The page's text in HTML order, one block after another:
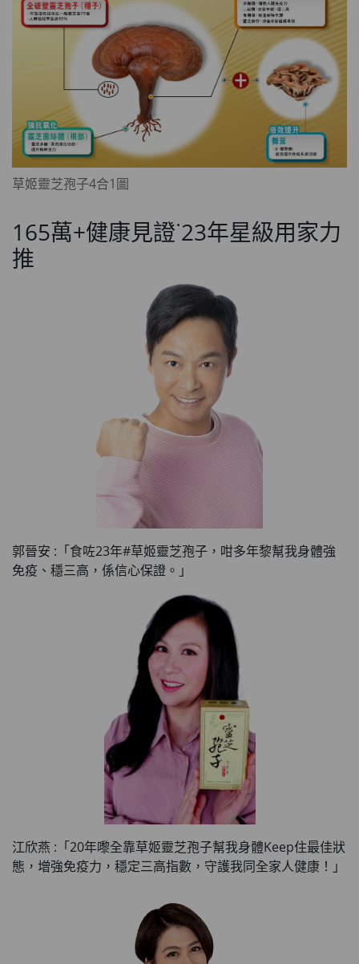
草姬靈芝孢子4合1圖
165萬+健康見證˙23年星級用家力
推
郭晉安 :「食咗23年#草姬靈芝孢子，咁多年黎幫我身體強
免疫、穩三高，係信心保證。」
江欣燕 :「20年嚟全靠草姬靈芝孢子幫我身體Keep住最佳狀
態，增強免疫力，穩定三高指數，守護我同全家人健康！」